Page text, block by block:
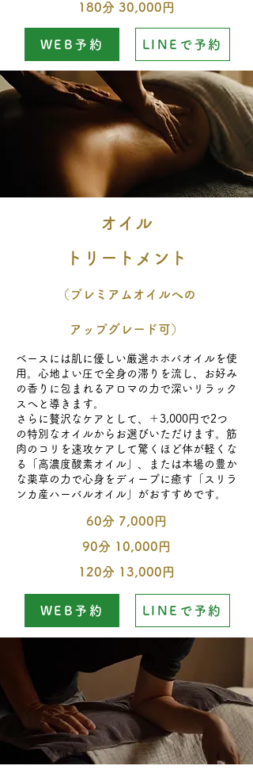
180分 30,000円
WEB予約 LINEで予約
​オイル
トリートメント
（プレミアムオイルへの
アップグレード可）
ベースには肌に優しい厳選ホホバオイルを使
用。心地よい圧で全身の滞りを流し、お好み
の香りに包まれるアロマの力で深いリラック
スへと導きます。
さらに贅沢なケアとして、＋3,000円で2つ
の特別なオイルからお選びいただけます。筋
肉のコリを速攻ケアして驚くほど体が軽くな
る「高濃度酸素オイル」、または本場の豊か
な薬草の力で心身をディープに癒す ​「スリラ
ンカ産ハーバルオイル」がおすすめです。
60分 7,000円
​90分 10,000円
120分 13,000円
WEB予約 LINEで予約